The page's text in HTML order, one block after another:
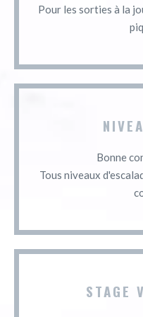
Pour les sorties à la
Bonne
Tous niveaux
STAGE